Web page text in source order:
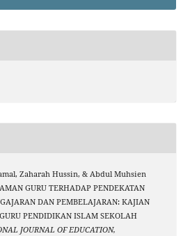
Zaharah Hussin, & Abdul Muhsien
GURU TERHADAP PENDEKATAN
DAN PEMBELAJARAN: KAJIAN
PENDIDIKAN ISLAM SEKOLAH
JOURNAL OF EDUCATION,